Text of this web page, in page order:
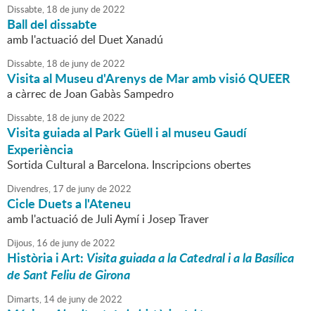
Dissabte, 18 de junyde2022
Ball del dissabte
amb l'actuació del Duet Xanadú
Dissabte, 18 de junyde2022
Visita al Museu d'Arenys de Mar amb visió QUEER
a càrrec de Joan Gabàs Sampedro
Dissabte, 18 de junyde2022
Visita guiada al Park Güell i al museu Gaudí
Experiència
Sortida Cultural a Barcelona. Inscripcions obertes
Divendres, 17 de junyde2022
Cicle Duets a l'Ateneu
amb l'actuació de Juli Aymí i Josep Traver
Dijous, 16 de junyde2022
Història i Art: Visita guiada a la Catedral i a la Basílica
de Sant Feliu de Girona
Dimarts, 14de junyde2022